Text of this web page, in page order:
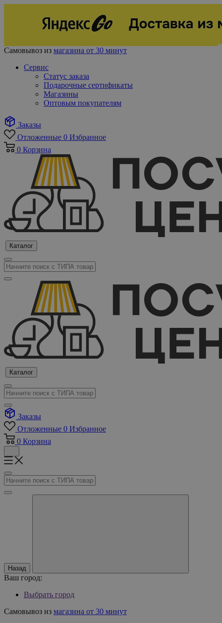
Самовывоз из магазина от 30 минут
Сервис
Статус заказа
Подарочные сертификаты
Магазины
Оптовым покупателям
Заказы
Отложенные 0 Избранное
0 Корзина
Каталог
Каталог
Заказы
Отложенные 0 Избранное
0 Корзина
Назад
Ваш город:
Выбрать город
Самовывоз из магазина от 30 минут